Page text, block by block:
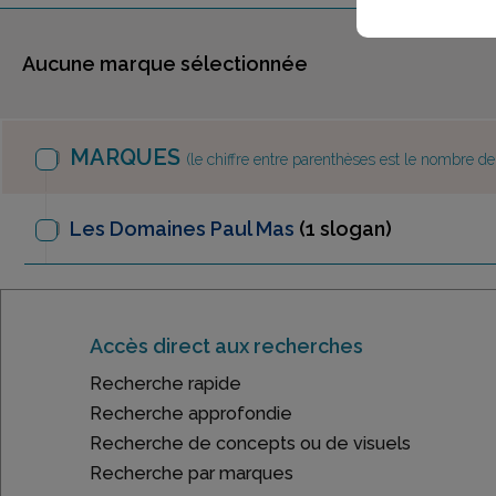
Aucune marque sélectionnée
MARQUES (le chiffre entre parenthèses est le nombre
Les Domaines Paul Mas (1 slogan)
Accès direct aux recherches
Recherche rapide
Recherche approfondie
Recherche de concepts ou de visuels
Recherche par marques